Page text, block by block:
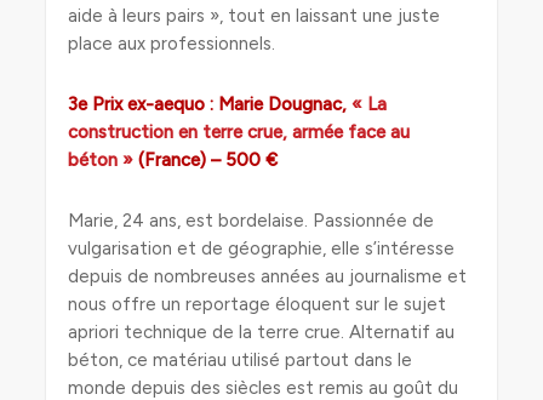
aide à leurs pairs », tout en laissant une juste
place aux professionnels.
3e Prix ex-aequo : Marie Dougnac,« La
construction en terre crue, armée face au
béton » (France) – 500 €
Marie, 24 ans, est bordelaise. Passionnée de
vulgarisation et de géographie, elle s’intéresse
depuis de nombreuses années au journalisme et
nous offre un reportage éloquent sur le sujet
apriori technique de la terre crue. Alternatif au
béton, ce matériau utilisé partout dans le
monde depuis des siècles est remis au goût du